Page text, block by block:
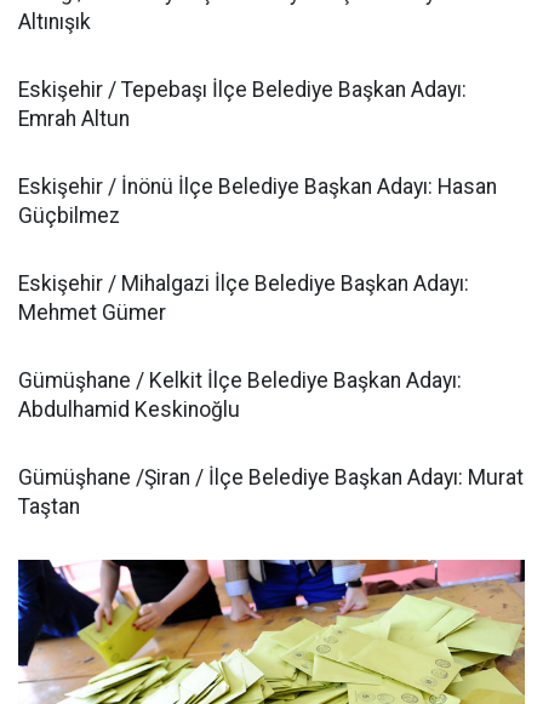
Altınışık
Eskişehir / Tepebaşı İlçe Belediye Başkan Adayı:
Emrah Altun
Eskişehir / İnönü İlçe Belediye Başkan Adayı: Hasan
Güçbilmez
Eskişehir / Mihalgazi İlçe Belediye Başkan Adayı:
Mehmet Gümer
Gümüşhane / Kelkit İlçe Belediye Başkan Adayı:
Abdulhamid Keskinoğlu
Gümüşhane /Şiran / İlçe Belediye Başkan Adayı: Murat
Taştan